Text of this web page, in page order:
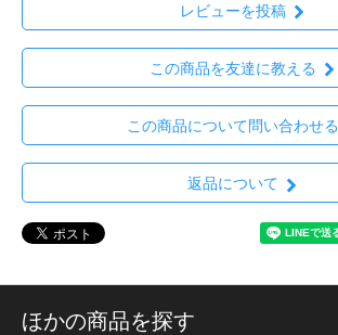
レビューを投稿
この商品を友達に教える
この商品について問い合わせる
返品について
ほかの商品を探す